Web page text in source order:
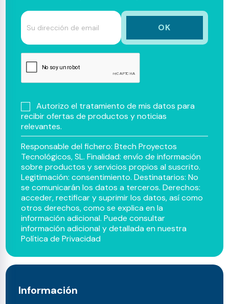
Autorizo el tratamiento de mis datos para
recibir ofertas de productos y noticias
relevantes.
Responsable del fichero: Btech Proyectos
Tecnológicos, SL. Finalidad: envío de información
sobre productos y servicios propios al suscrito.
Legitimación: consentimiento. Destinatarios: No
se comunicarán los datos a terceros. Derechos:
acceder, rectificar y suprimir los datos, así como
otros derechos, como se explica en la
información adicional. Puede consultar
información adicional y detallada en nuestra
Política de Privacidad
Información